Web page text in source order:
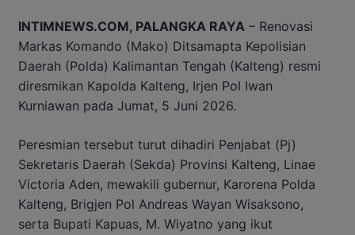
INTIMNEWS.COM, PALANGKA RAYA – Renovasi
Markas Komando (Mako) Ditsamapta Kepolisian
Daerah (Polda) Kalimantan Tengah (Kalteng) resmi
diresmikan Kapolda Kalteng, Irjen Pol Iwan
Kurniawan pada Jumat, 5 Juni 2026.
Peresmian tersebut turut dihadiri Penjabat (Pj)
Sekretaris Daerah (Sekda) Provinsi Kalteng, Linae
Victoria Aden, mewakili gubernur, Karorena Polda
Kalteng, Brigjen Pol Andreas Wayan Wisaksono,
serta Bupati Kapuas, M. Wiyatno yang ikut